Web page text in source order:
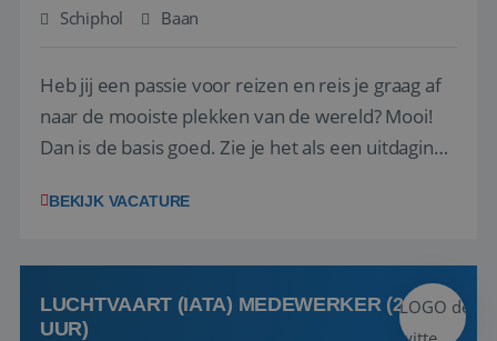
Schiphol Baan
Heb jij een passie voor reizen en reis je graag af
naar de mooiste plekken van de wereld? Mooi!
Dan is de basis goed. Zie je het als een uitdaging
het samenstellen en boeken van de perfecte
deze onderdelen zijn nu samen gevoegd...
BEKIJK VACATURE
LUCHTVAART (IATA) MEDEWERKER (24-32
UUR)